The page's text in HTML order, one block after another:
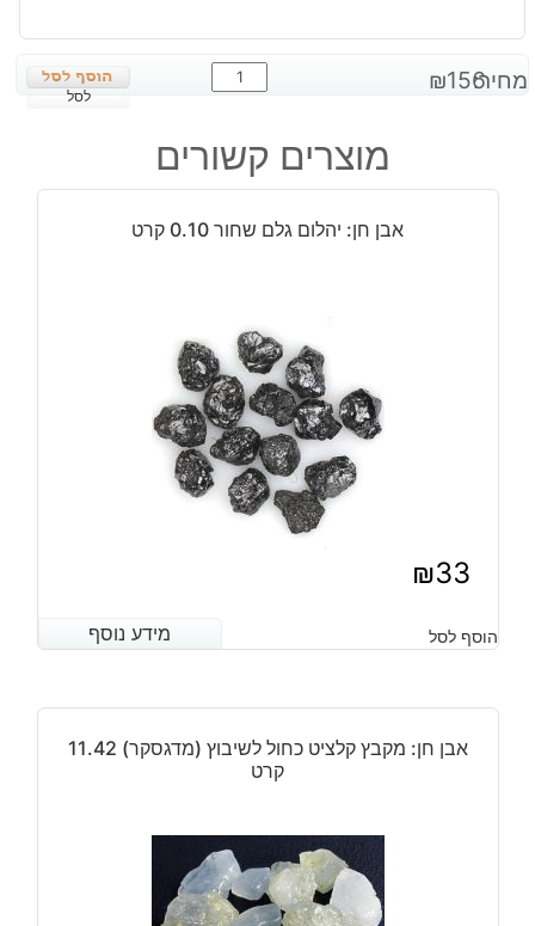
מחיר: ₪156
כמות
של
ירוק
מלוטש
מידה:
מ"מ
במשקל:
כ
15
קרט
לסל
מוצרים קשורים
אבן חן: יהלום גלם שחור 0.10 קרט
₪33
מידע נוסף הוסף לסל מידע נוסף
אבן חן: מקבץ קלציט כחול לשיבוץ (מדגסקר) 11.42
קרט